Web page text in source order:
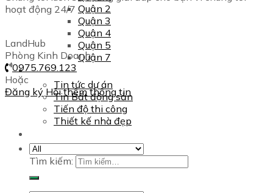
Quận 2
Quận 3
Quận 4
Quận 5
Quận 7
Tin tức
Tin tức dự án
Tin Bất động sản
Tiến độ thi công
Thiết kế nhà đẹp
Tìm kiếm:
hoạt động 24/7
LandHub
Phòng Kinh Doanh
0975.769.123
Hoặc
Đăng ký Hỏi thêm thông tin